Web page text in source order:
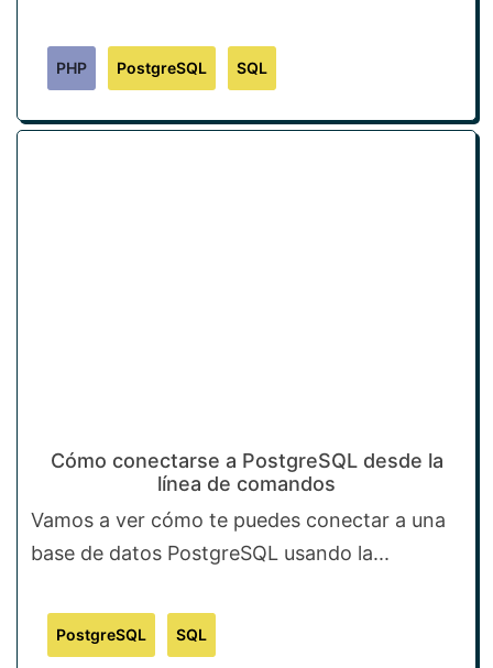
PHP PostgreSQL SQL
Cómo conectarse a PostgreSQL desde la
línea de comandos
Vamos a ver cómo te puedes conectar a una
base de datos PostgreSQL usando la...
PostgreSQL SQL